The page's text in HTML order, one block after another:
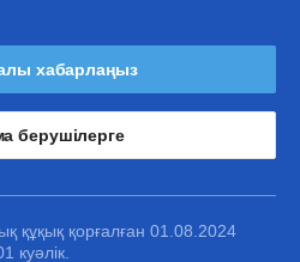
хабарлаңыз
берушілерге
құқық қорғалған 01.08.2024
куәлік.